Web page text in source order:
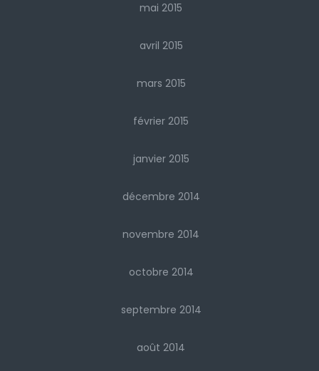
mai 2015
avril 2015
mars 2015
février 2015
janvier 2015
décembre 2014
novembre 2014
octobre 2014
septembre 2014
août 2014